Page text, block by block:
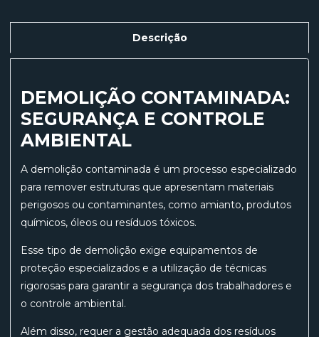
Descrição
DEMOLIÇÃO CONTAMINADA:
SEGURANÇA E CONTROLE
AMBIENTAL
A demolição contaminada é um processo especializado
para remover estruturas que apresentam materiais
perigosos ou contaminantes, como amianto, produtos
químicos, óleos ou resíduos tóxicos.
Esse tipo de demolição exige equipamentos de
proteção especializados e a utilização de técnicas
rigorosas para garantir a segurança dos trabalhadores e
o controle ambiental.
Além disso, requer a gestão adequada dos resíduos